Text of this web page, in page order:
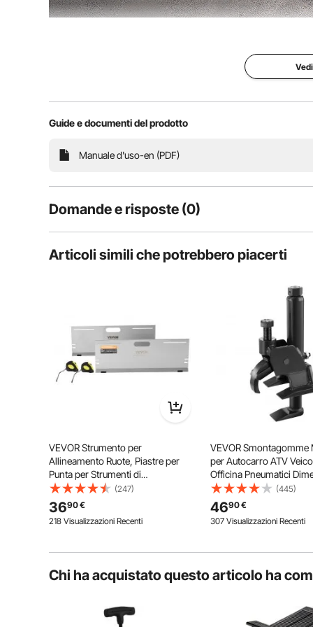
vari veicoli tra cui trattori,
Lo stallonatore idraulico con forza di 1000 psi
attrezzature agricole. Fornisce versatilità e
senza causare usura o danni. Il suo piede si
presa salda e
Guide e documenti del prodotto
Manuale d'uso-en (PDF)
Domande e risposte (0)
il prodotto è durevole?
Articoli simili che potrebbero piacerti
VEVOR Strumento per
Allineamento Ruote, Piastre per
Punta per Strumenti di
Allineamento 2 Pezzi, Piastra per
Strumenti per Misurazione
dell'Angolo della Punta in Acciaio
Inox, 4 Aste di Allineamento
(247)
3690€
218 Visualizzazioni Recenti
VEVOR Smontagomme
per Autocarro ATV
Officina Pneumatici
Compatibili 96,5-106,7
Stallonatore Manuale per
Pneumatici da Garage
Camion Autocarro Peso
(445)
4690€
307 Visualizzazioni Recenti
Chi ha acquistato questo articolo ha